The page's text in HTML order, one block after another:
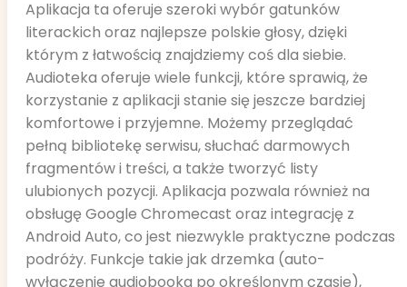
Aplikacja ta oferuje szeroki wybór gatunków
literackich oraz najlepsze polskie głosy, dzięki
którym z łatwością znajdziemy coś dla siebie.
Audioteka oferuje wiele funkcji, które sprawią, że
korzystanie z aplikacji stanie się jeszcze bardziej
komfortowe i przyjemne. Możemy przeglądać
pełną bibliotekę serwisu, słuchać darmowych
fragmentów i treści, a także tworzyć listy
ulubionych pozycji. Aplikacja pozwala również na
obsługę Google Chromecast oraz integrację z
Android Auto, co jest niezwykle praktyczne podczas
podróży. Funkcje takie jak drzemka (auto-
wyłączenie audiobooka po określonym czasie),